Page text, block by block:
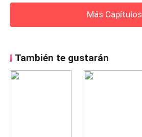
Más Capítulos
También te gustarán